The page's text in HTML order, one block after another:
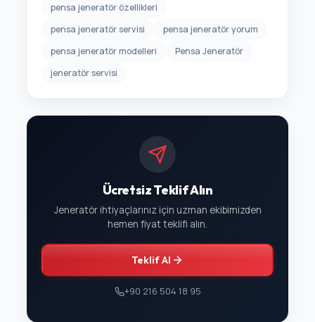
pensa jeneratör özellikleri
pensa jeneratör servisi
pensa jeneratör yorum
pensa jeneratör modelleri
Pensa Jeneratör
jeneratör servisi
Ücretsiz Teklif Alın
Jeneratör ihtiyaçlarınız için uzman ekibimizden
hemen fiyat teklifi alın.
Teklif Al
+90 216 504 18 95